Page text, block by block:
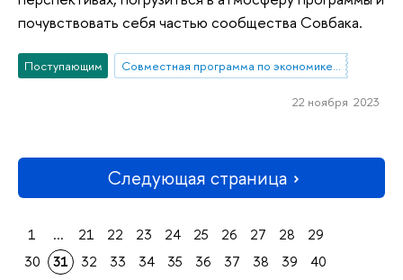
почувствовать себя частью сообщества Совбака.
Поступающим Совместная программа по экономике НИУ ВШЭ и РЭШ
22 ноября 2023
Следующая страница
1 ... 21 22 23 24 25 26 27 28
29
30
31 32 33 34 35 36 37 38 39
40